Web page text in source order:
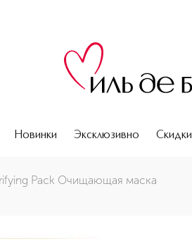
Новинки Эксклюзивно Скидки
Pack Очищающая маска